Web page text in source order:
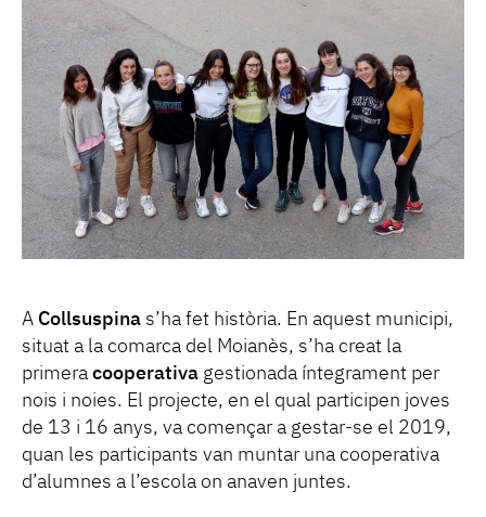
A Collsuspina s’ha fet història. En aquest municipi,
situat a la comarca del Moianès, s’ha creat la
primera cooperativa gestionada íntegrament per
nois i noies. El projecte, en el qual participen joves
de 13 i 16 anys, va començar a gestar-se el 2019,
quan les participants van muntar una cooperativa
d’alumnes a l’escola on anaven juntes.